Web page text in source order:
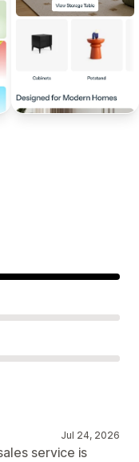
Jul 24, 2026
service is